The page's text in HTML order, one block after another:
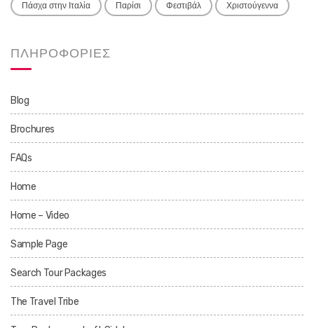
Πάσχα στην Ιταλία Παρίσι Φεστιβάλ Χριστούγεννα
ΠΛΗΡΟΦΟΡΙΕΣ
Blog
Brochures
FAQs
Home
Home – Video
Sample Page
Search Tour Packages
The Travel Tribe